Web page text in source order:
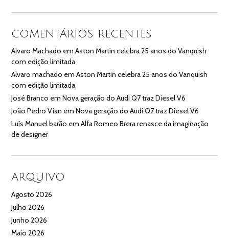
COMENTÁRIOS RECENTES
Alvaro Machado emAston Martin celebra 25 anos do Vanquish
com edição limitada
Alvaro machado emAston Martin celebra 25 anos do Vanquish
com edição limitada
José Branco emNova geração do Audi Q7 traz Diesel V6
João Pedro Vian emNova geração do Audi Q7 traz Diesel V6
Luís Manuel barão emAlfa Romeo Brera renasce da imaginação
de designer
ARQUIVO
Agosto 2026
Julho 2026
Junho 2026
Maio 2026